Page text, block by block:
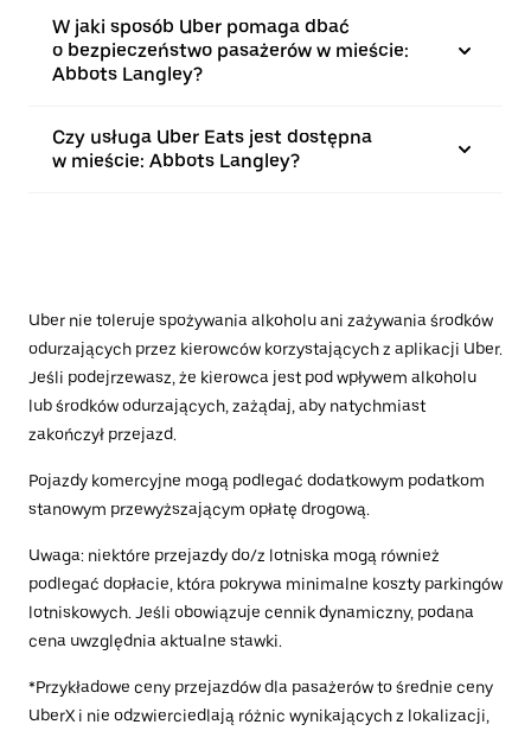
W jaki sposób Uber pomaga dbać
o bezpieczeństwo pasażerów w mieście:
Abbots Langley?
Czy usługa Uber Eats jest dostępna
w mieście: Abbots Langley?
Uber nie toleruje spożywania alkoholu ani zażywania środków
odurzających przez kierowców korzystających z aplikacji Uber.
Jeśli podejrzewasz, że kierowca jest pod wpływem alkoholu
lub środków odurzających, zażądaj, aby natychmiast
zakończył przejazd.
Pojazdy komercyjne mogą podlegać dodatkowym podatkom
stanowym przewyższającym opłatę drogową.
Uwaga: niektóre przejazdy do/z lotniska mogą również
podlegać dopłacie, która pokrywa minimalne koszty parkingów
lotniskowych. Jeśli obowiązuje cennik dynamiczny, podana
cena uwzględnia aktualne stawki.
*Przykładowe ceny przejazdów dla pasażerów to średnie ceny
UberX i nie odzwierciedlają różnic wynikających z lokalizacji,